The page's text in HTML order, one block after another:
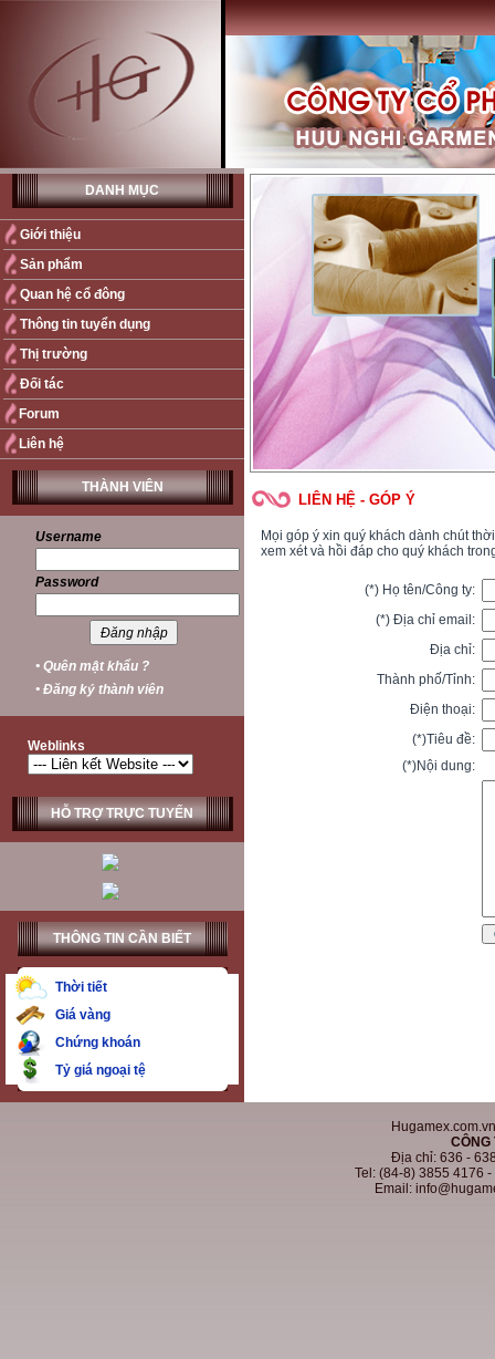
DANH MỤC
Giới thiệu
Sản phẩm
Quan hệ cổ đông
Thông tin tuyển dụng
Thị trường
Đối tác
Forum
Liên hệ
THÀNH VIÊN
Username
Password
• Quên mật khẩu ?
• Đăng ký thành viên
Weblinks
HỖ TRỢ TRỰC TUYẾN
THÔNG TIN CẦN BIẾT
Thời tiết
Giá vàng
Chứng khoán
Tỷ giá ngoại tệ
LIÊN HỆ - GÓP Ý
Mọi góp ý xin quý khách dành chút
xem xét và hồi đáp cho quý khách
(*) Họ tên/Công ty:
(*) Địa chỉ email:
Địa chỉ:
Thành phố/Tỉnh:
Điện thoại:
(*)Tiêu đề:
(*)Nội dung:
CÔNG
Địa chỉ: 636 -
Tel: (84-8) 3855 4176
Email: